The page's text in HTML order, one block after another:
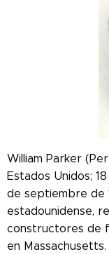
William Parker
Estados Unidos;
de septiembre de
estadounidense,
constructores de
en Massachusetts.